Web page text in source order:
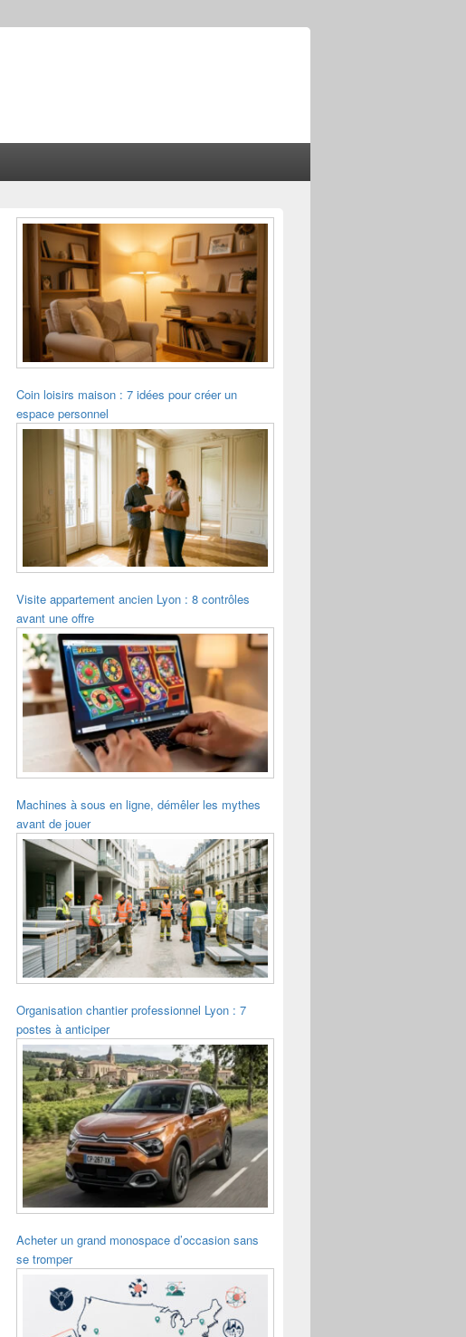
Zone
principale
Coin loisirs maison : 7 idées pour créer un
espace personnel
Visite appartement ancien Lyon : 8 contrôles
avant une offre
Machines à sous en ligne, démêler les mythes
avant de jouer
Organisation chantier professionnel Lyon : 7
postes à anticiper
Acheter un grand monospace d’occasion sans
se tromper